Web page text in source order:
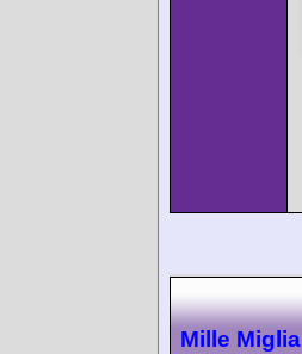
Mille Miglia